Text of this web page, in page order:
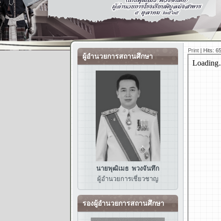
ผู้อำนวยการสถานศึกษา
นายพุฒิเมธ พวงจันทึก
ผู้อำนวยการเชี่ยวชาญ
รองผู้อำนวยการสถานศึกษา
Print | Hits: